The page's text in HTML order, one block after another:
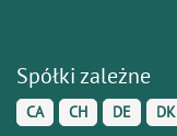
Spółki zależne
CA CH DE DK